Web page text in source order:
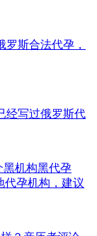
斯合法代孕，
经写过俄罗斯代
黑机构黑代孕
代孕机构，建议